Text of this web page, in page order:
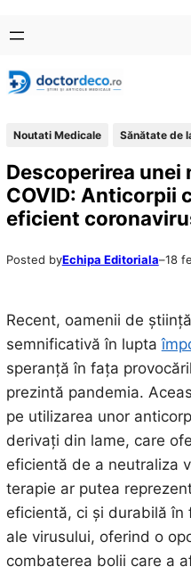
conținut
content
Noutati Medicale Sănătate de
Descoperirea
COVID: Anticorpii
eficient
Posted byEchipa Editoriala–18
Recent, oamenii de
semnificativă în lupta
speranță în fața
prezintă pandemia.
pe utilizarea unor
derivați din lame, care
eficientă de a neutraliza
terapie ar putea
eficientă, ci și durabilă în
ale virusului, oferind o
combaterea bolii care a